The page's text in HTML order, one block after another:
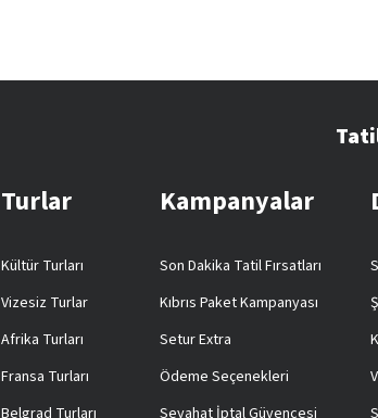
Turlar
Kültür Turları
Vizesiz Turlar
Afrika Turları
Fransa Turları
Belgrad Turları
Kampanyalar
Son Dakika Tatil Fırsatları
Kıbrıs Paket Kampanyası
Setur Extra
Ödeme Seçenekleri
Seyahat İptal Güvencesi